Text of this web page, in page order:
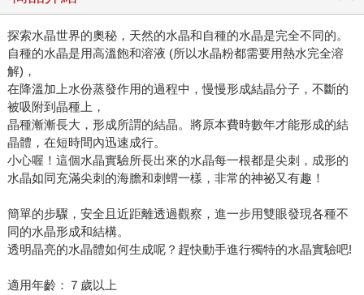
探索水晶世界的奧秘，天然的水晶和自種的水晶是完全不同的。
自種的水晶是用高溫飽和溶液 (所以水晶粉都需要用熱水完全溶
解)，
在降溫加上水份蒸發作用的過程中，慢慢形成結晶分子，不斷的
被吸附到晶種上，
晶種漸漸長大，形成所謂的結晶。將原本費時數年才能形成的結
晶體，在短時間內迅速成行。
小心喔！這個水晶實驗所長出來的水晶每一根都是尖刺，成形的
水晶如同充滿尖刺的海膽和刺蝟一樣，非常的神祕又有趣！
簡單的步驟，安全且近距離透過觀察，進一步用雙眼發現各種不
同的水晶形成和結構。
透明晶亮的水晶體如何生成呢？趕快動手進行獨特的水晶實驗吧!
適用年齡：７歲以上